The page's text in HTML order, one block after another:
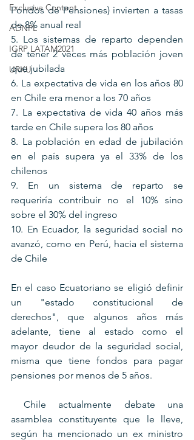
Exclusive Content
ADNPL
IGRP LATAM2021
URKU
Fondos de Pensiones) invierten a tasas
de 8% anual real
5. Los sistemas de reparto dependen
de tener 2 veces más población joven
que jubilada
6. La expectativa de vida en los años 80
en Chile era menor a los 70 años
7. La expectativa de vida 40 años más
tarde en Chile supera los 80 años
8. La población en edad de jubilación
en el país supera ya el 33% de los
chilenos
9. En un sistema de reparto se
requeriría contribuir no el 10% sino
sobre el 30% del ingreso
10. En Ecuador, la seguridad social no
avanzó, como en Perú, hacia el sistema
de Chile
En el caso Ecuatoriano se eligió definir
un "estado constitucional de
derechos", que algunos años más
adelante, tiene al estado como el
mayor deudor de la seguridad social,
misma que tiene fondos para pagar
pensiones por menos de 5 años.
asamblea constituyente que le lleve,
según ha mencionado un ex ministro